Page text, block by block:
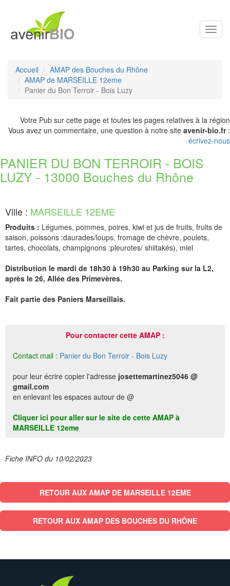
Accueil
AMAP des Bouches du Rhône
AMAP de MARSEILLE 12eme
Panier du Bon Terroir - Bois Luzy
Votre Pub sur cette page et toutes les pages relatives à la région
Vous avez un commentaire, une question à notre site avenir-bio.fr:
écrivez-nous
PANIER DU BON TERROIR - BOIS
LUZY - 13000 Bouches du Rhône
Ville : MARSEILLE 12EME
Produits : Légumes, pommes, poires, kiwi et jus de fruits, fruits de
saison, poissons :daurades/loups, fromage de chèvre, poulets,
tartes, chocolats, champignons :pleurotes/ shiitakés), miel
Distribution le mardi de 18h30 à 19h30 au Parking sur la L2,
après le 26, Allée des Primevères.
Fait partie des Paniers Marseillais.
Pour contacter cette AMAP :
Contact mail : Panier du Bon Terroir - Bois Luzy
pour leur écrire copier l'adresse josettemartinez5046 @
gmail.com
en enlevant les espaces autour de @
Cliquer ici pour aller sur le site de cette AMAP à
MARSEILLE 12eme
Fiche INFO du 10/02/2023
RETOUR AUX AMAP DE MARSEILLE 12EME
RETOUR AUX AMAP DES BOUCHES DU RHÔNE